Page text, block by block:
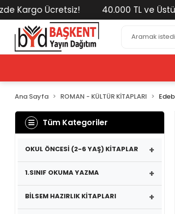
Ücretsiz! 40.000 TL ve Üstü
Ana Sayfa ROMAN - KÜLTÜR KİTAPLARI
Tüm Kategoriler
OKUL ÖNCESİ (2-6 YAŞ) KİTAPLAR +
1.SINIF OKUMA YAZMA +
BİLSEM HAZIRLIK KİTAPLARI +